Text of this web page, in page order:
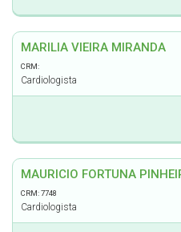
MARILIA VIEIRA MIRANDA
CRM:
Cardiologista
MAURICIO FORTUNA
CRM: 7748
Cardiologista